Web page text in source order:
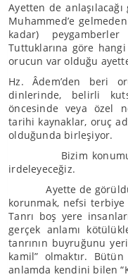
Ayetten de anlaşılacağı
Muhammed’e
kadar)
Tuttuklarına göre
orucun var olduğu
Hz. Âdem’den beri
dinlerinde, belirli
öncesinde veya özel
tarihi kaynaklar, oruç
olduğunda birleşiyor.
Bizim konumuz
irdeleyeceğiz.
Ayette de
korunmak, nefsi
Tanrı boş yere
gerçek anlamı
tanrının buyruğunu
kamil” olmaktır.
anlamda kendini bilen